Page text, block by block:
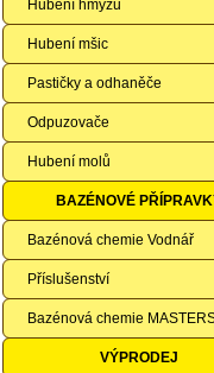
Hubení hmyzu
Hubení mšic
Pastičky a odhaněče
Odpuzovače
Hubení molů
BAZÉNOVÉ
Bazénová chemie Vodnář
Příslušenství
Bazénová chemie
VÝPRODEJ